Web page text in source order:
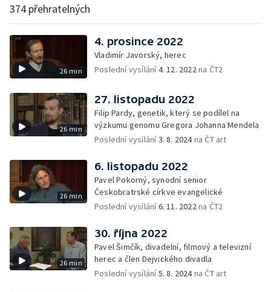
374 přehratelných
26 min
4. prosince 2022
Vladimír Javorský, herec
Poslední vysílání4. 12. 2022na ČT2
26 min
27. listopadu 2022
Filip Pardy, genetik, který se podílel na
výzkumu genomu Gregora Johanna Mendela
Poslední vysílání3. 8. 2024na ČT art
26 min
6. listopadu 2022
Pavel Pokorný, synodní senior
Českobratrské církve evangelické
Poslední vysílání6. 11. 2022na ČT2
26 min
30. října 2022
Pavel Šimčík, divadelní, filmový a televizní
herec a člen Dejvického divadla
Poslední vysílání5. 8. 2024na ČT art